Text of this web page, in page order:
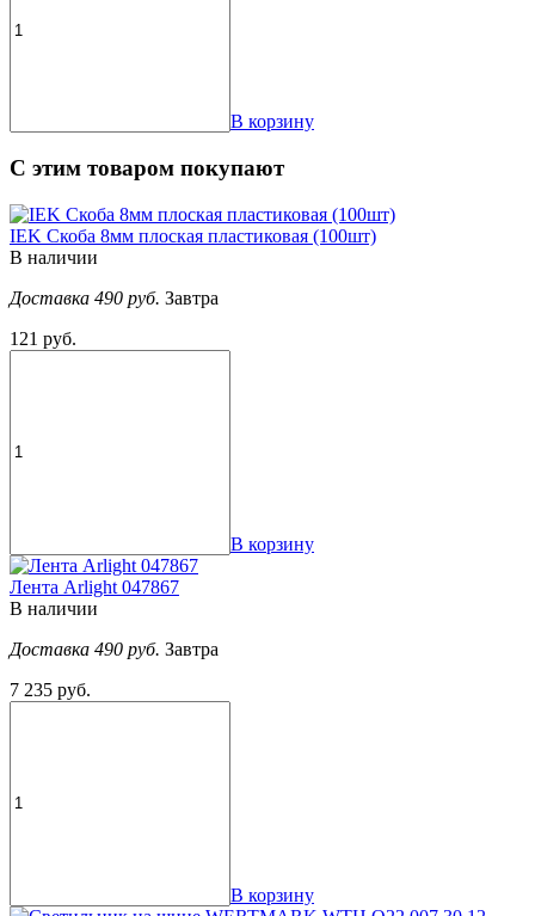
В корзину
С этим товаром покупают
IEK Скоба 8мм плоская пластиковая (100шт)
В наличии
Доставка 490 руб. Завтра
121 руб.
В корзину
Лента Arlight 047867
В наличии
Доставка 490 руб. Завтра
7 235 руб.
В корзину